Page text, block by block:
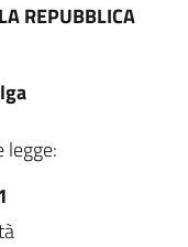
REPUBBLICA
legge: